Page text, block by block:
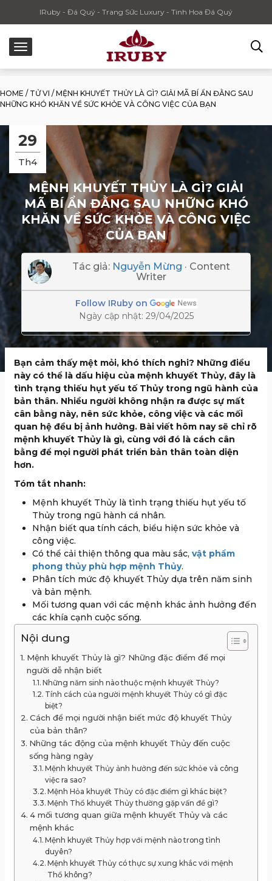
IRuby - Đá Quý - Trang Sức Luxury - Tinh Hoa Đá Quý
HOME / TỬ VI / MỆNH KHUYẾT THỦY LÀ GÌ? GIẢI MÃ BÍ ẨN ĐẰNG SAU
NHỮNG KHÓ KHĂN VỀ SỨC KHỎE VÀ CÔNG VIỆC CỦA BẠN
29
Th4
MỆNH KHUYẾT THỦY LÀ GÌ? GIẢI
MÃ BÍ ẨN ĐẰNG SAU NHỮNG KHÓ
KHĂN VỀ SỨC KHỎE VÀ CÔNG VIỆC
CỦA BẠN
Tác giả: Nguyễn Mừng · Content
Writer
Follow IRuby on
Ngày cập nhật: 29/04/2025
Bạn cảm thấy mệt mỏi, khó thích nghi? Những điều
này có thể là dấu hiệu của mệnh khuyết Thủy, đây là
tình trạng thiếu hụt yếu tố Thủy trong ngũ hành của
bản thân. Nhiều người không nhận ra được sự mất
cân bằng này, nên sức khỏe, công việc và các mối
quan hệ đều bị ảnh hưởng. Bài viết hôm nay sẽ chỉ rõ
mệnh khuyết Thủy là gì, cùng với đó là cách cân
bằng để mọi người phát triển bản thân toàn diện
hơn.
Tóm tắt nhanh:
Mệnh khuyết Thủy là tình trạng thiếu hụt yếu tố
Thủy trong ngũ hành cá nhân.
Nhận biết qua tính cách, biểu hiện sức khỏe và
công việc.
Có thể cải thiện thông qua màu sắc, vật phẩm
phong thủy phù hợp mệnh Thủy.
Phân tích mức độ khuyết Thủy dựa trên năm sinh
và bản mệnh.
Mối tương quan với các mệnh khác ảnh hưởng đến
các khía cạnh cuộc sống.
Nội dung
Mệnh khuyết Thủy là gì? Những đặc điểm để mọi
người dễ nhận biết
Những năm sinh nào thuộc mệnh khuyết Thủy?
Tính cách của người mệnh khuyết Thủy có gì đặc
biệt?
Cách để mọi người nhận biết mức độ khuyết Thủy
của bản thân?
Những tác động của mệnh khuyết Thủy đến cuộc
sống hàng ngày
Mệnh khuyết Thủy ảnh hưởng đến sức khỏe và công
việc ra sao?
Mệnh Hỏa khuyết Thủy có đặc điểm gì khác biệt?
Mệnh Thổ khuyết Thủy thường gặp vấn đề gì?
4 mối tương quan giữa mệnh khuyết Thủy và các
mệnh khác
Mệnh khuyết Thủy hợp với mệnh nào trong tình
duyên?
Mệnh khuyết Thủy có thực sự xung khắc với mệnh
Thổ không?